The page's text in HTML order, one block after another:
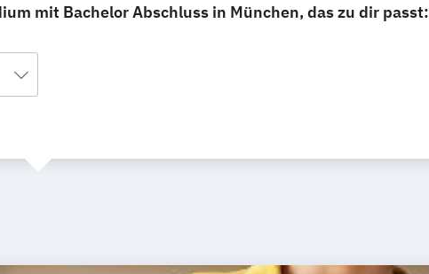
mit Bachelor Abschluss in München, das zu dir passt: